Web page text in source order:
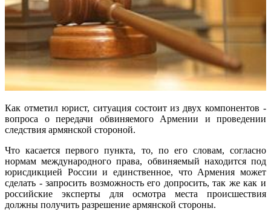
Как отметил юрист, ситуация состоит из двух компонентов -
вопроса о передачи обвиняемого Армении и проведении
следствия армянской стороной.
Что касается первого пункта, то, по его словам, согласно
нормам международного права, обвиняемый находится под
юрисдикцией России и единственное, что Армения может
сделать - запросить возможность его допросить, так же как и
российские эксперты для осмотра места происшествия
должны получить разрешение армянской стороны.